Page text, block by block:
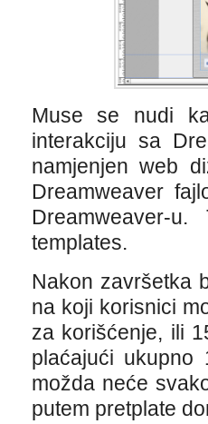
Muse se nudi
interakciju sa
namjenjen web
Dreamweaver
Dreamweaver-
templates.
Nakon završetka
na koji korisnici
za korišćenje, ili
plaćajući ukupno
možda neće
putem pretplate